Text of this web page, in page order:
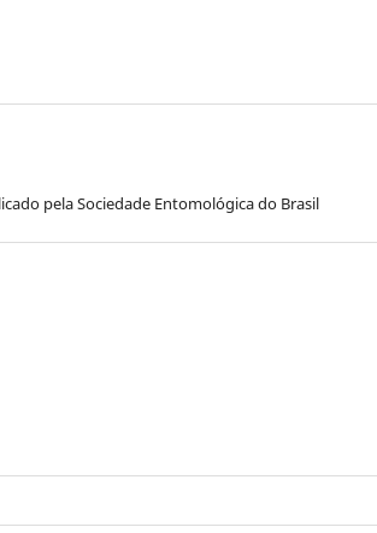
pela Sociedade Entomológica do Brasil